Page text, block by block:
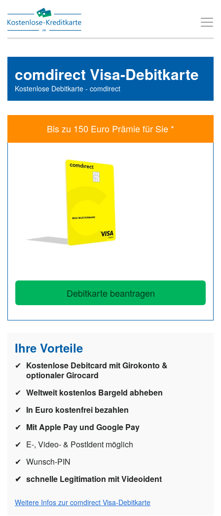
T
o
comdirect Visa-Debitkarte
Kostenlose Debitkarte - comdirect
Bis zu 150 Euro Prämie für Sie *
Debitkarte beantragen
Ihre Vorteile
Kostenlose Debitcard mit Girokonto &
optionaler Girocard
Weltweit kostenlos Bargeld abheben
In Euro kostenfrei bezahlen
Mit Apple Pay und Google Pay
E-, Video- & PostIdent möglich
Wunsch-PIN
schnelle Legitimation mit Videoident
Weitere Infos zur comdirect Visa-Debitkarte